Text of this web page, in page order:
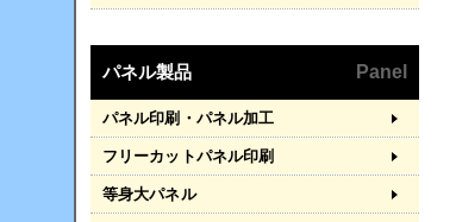
パネル製品 Panel
パネル印刷・パネル加工
フリーカットパネル印刷
等身大パネル